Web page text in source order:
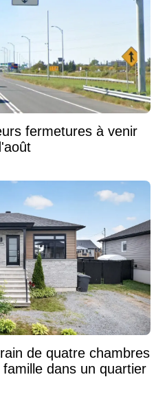
fermetures à venir
de quatre chambres
dans un quartier